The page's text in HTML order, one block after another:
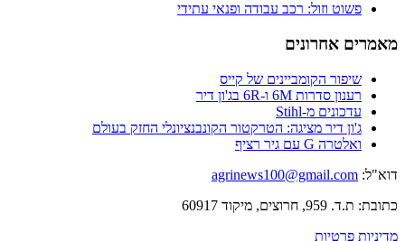
פשוט וזול: רכב עבודה ופנאי עתידי
מאמרים אחרונים
שיפור הקומביינים של קייס
רענון סדרות 6M ו-6R בג'ון דיר
עדכונים מ-Stihl
ג'ון דיר מציגה: הטרקטור הקונבנציונלי החזק בעולם
ואלטרה G עם גיר רציף
דוא"ל: agrinews100@gmail.com
כתובת: ת.ד. 959, חרוצים, מיקוד 60917
מדיניות פרטיות